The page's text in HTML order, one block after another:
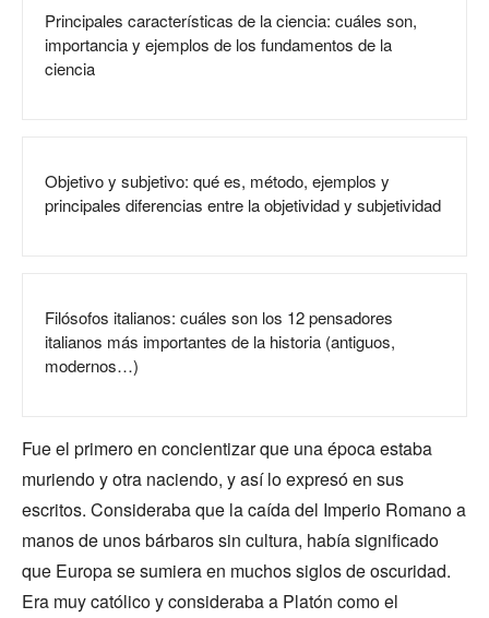
Principales características de la ciencia: cuáles son,
importancia y ejemplos de los fundamentos de la
ciencia
Objetivo y subjetivo: qué es, método, ejemplos y
principales diferencias entre la objetividad y subjetividad
Filósofos italianos: cuáles son los 12 pensadores
italianos más importantes de la historia (antiguos,
modernos…)
Fue el primero en concientizar que una época estaba
muriendo y otra naciendo, y así lo expresó en sus
escritos. Consideraba que la caída del Imperio Romano a
manos de unos bárbaros sin cultura, había significado
que Europa se sumiera en muchos siglos de oscuridad.
Era muy católico y consideraba a Platón como el